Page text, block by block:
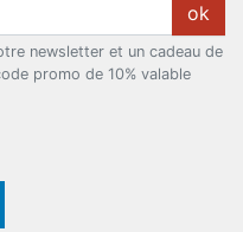
ok
newsletter et un cadeau de
promo de 10% valable